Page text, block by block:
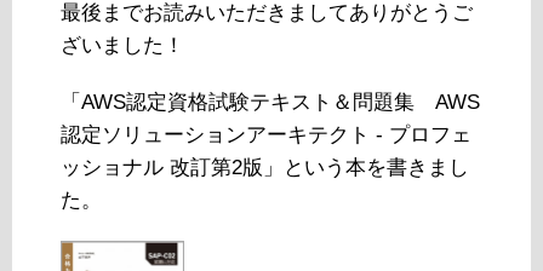
最後までお読みいただきましてありがとうご
ざいました！
「AWS認定資格試験テキスト＆問題集 AWS
認定ソリューションアーキテクト - プロフェ
ッショナル 改訂第2版」という本を書きまし
た。